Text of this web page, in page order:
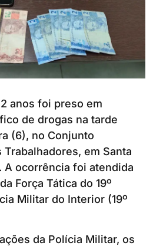
anos foi preso em
de drogas na tarde
(6), no Conjunto
Trabalhadores, em Santa
A ocorrência foi atendida
Força Tática do 19º
Militar do Interior (19º
da Polícia Militar, os